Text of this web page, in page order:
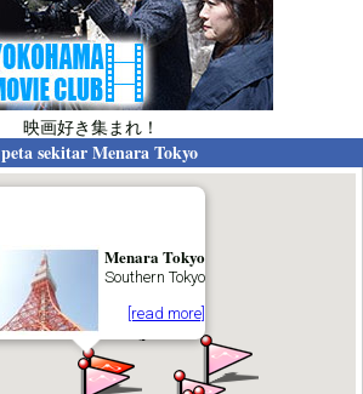
映画好き集まれ！
peta sekitarMenara Tokyo
Menara Tokyo
Southern Tokyo
[read more]